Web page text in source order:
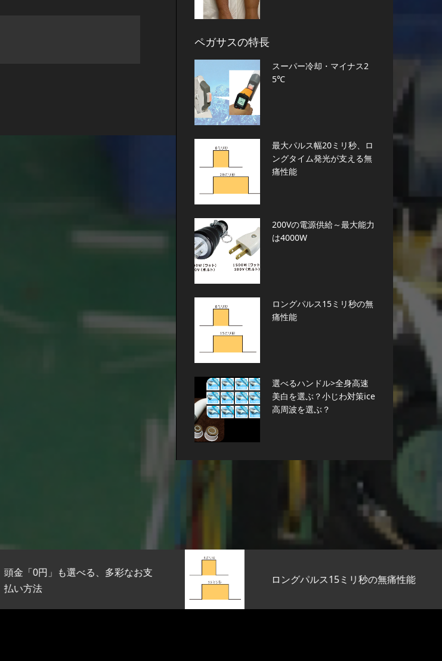
ペガサスの特長
スーパー冷却・マイナス2
5℃
最大パルス幅20ミリ秒、ロ
ングタイム発光が支える無
痛性能
200Vの電源供給～最大能力
は4000W
ロングパルス15ミリ秒の無
痛性能
選べるハンドル>全身高速
美白を選ぶ？小じわ対策ice
高周波を選ぶ？
頭金「0円」も選べる、多彩なお支
払い方法
ロングパルス15ミリ秒の無痛性能